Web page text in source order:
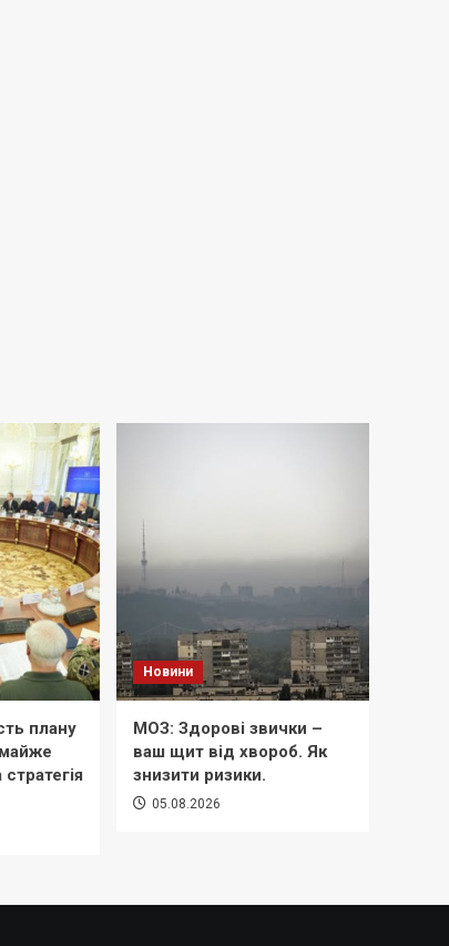
плану
майже
Новини
МОЗ: Здорові звички –
ваш щит від хвороб. Як
знизити ризики.
05.08.2026